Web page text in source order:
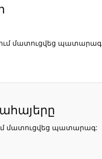
մատուցվեց պատարագ
մատուցվեց պատարագ: